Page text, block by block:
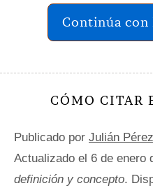
Continúa
CÓMO CITAR
Publicado por Julián
Actualizado el 6 de enero
definición y concepto.